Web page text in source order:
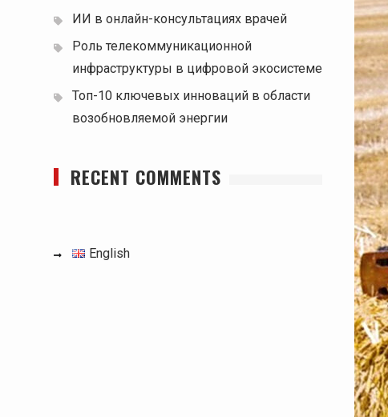
ИИ в онлайн-консультациях врачей
Роль телекоммуникационной
инфраструктуры в цифровой экосистеме
Топ-10 ключевых инноваций в области
возобновляемой энергии
RECENT COMMENTS
English